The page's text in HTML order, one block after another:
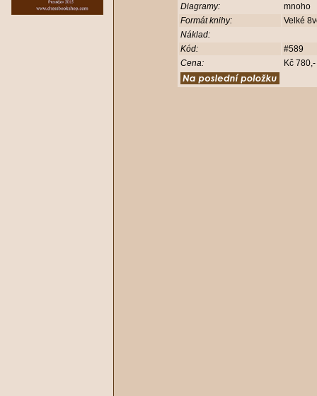
Diagramy:
mnoho
Formát knihy:
Velké
Náklad:
Kód:
#589
Cena:
Kč